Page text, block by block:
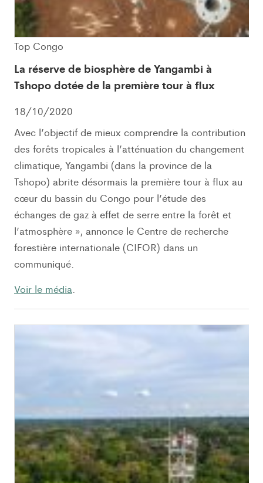
Top Congo
La réserve de biosphère de Yangambi à
Tshopo dotée de la première tour à flux
18/10/2020
Avec l’objectif de mieux comprendre la contribution
des forêts tropicales à l’atténuation du changement
climatique, Yangambi (dans la province de la
Tshopo) abrite désormais la première tour à flux au
cœur du bassin du Congo pour l’étude des
échanges de gaz à effet de serre entre la forêt et
l’atmosphère », annonce le Centre de recherche
forestière internationale (CIFOR) dans un
communiqué.
Voir le média.